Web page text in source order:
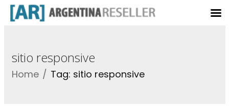
sitio responsive
Home Tag: sitio responsive